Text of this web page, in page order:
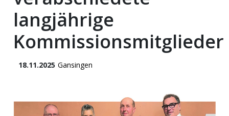
Stellen
langjährige
Kommissionsmitglieder
18.11.2025 Gansingen